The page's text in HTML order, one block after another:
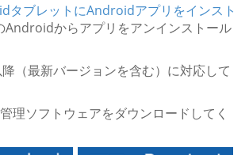
タブレットにAndroidアプリをインスト
Androidからアプリをアンインストール
（最新バージョンを含む）に対応して
理ソフトウェアをダウンロードしてく